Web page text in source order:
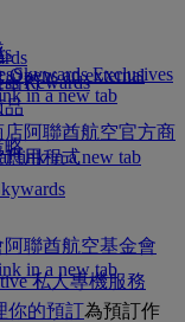
私人專機服務
品
店阿聯酋航空官方商
link in a new tab
an external
略
阿聯酋航空基金會
in a new tab
Skywards Exclusives
in a new tab
出行
Rewards
應用程式
你的預訂為預訂作